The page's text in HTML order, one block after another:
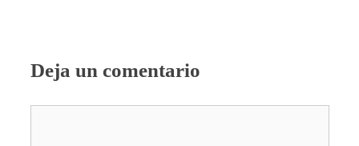
Deja un comentario